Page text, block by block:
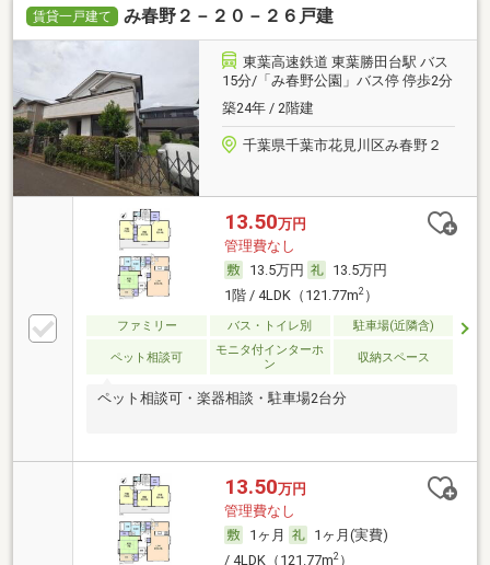
賃貸一戸建て み春野２－２０－２６戸建
東葉高速鉄道 東葉勝田台駅 バス
15分/「み春野公園」バス停 停歩2分
築24年 / 2階建
千葉県千葉市花見川区み春野２
13.50万円
管理費なし
13.5万円
13.5万円
1階 / 4LDK（121.77m2）
ファミリー バス・トイレ別 駐車場(近隣含)
ペット相談可
モニタ付インターホ
ン
収納スペース
ペット相談可・楽器相談・駐車場2台分
13.50万円
管理費なし
1ヶ月
1ヶ月(実費)
/ 4LDK（121.77m2）